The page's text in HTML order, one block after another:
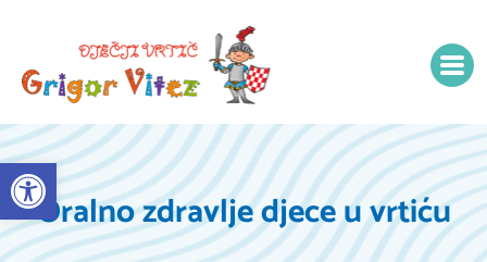
Open toolbar
Oralno zdravlje djece u vrtiću